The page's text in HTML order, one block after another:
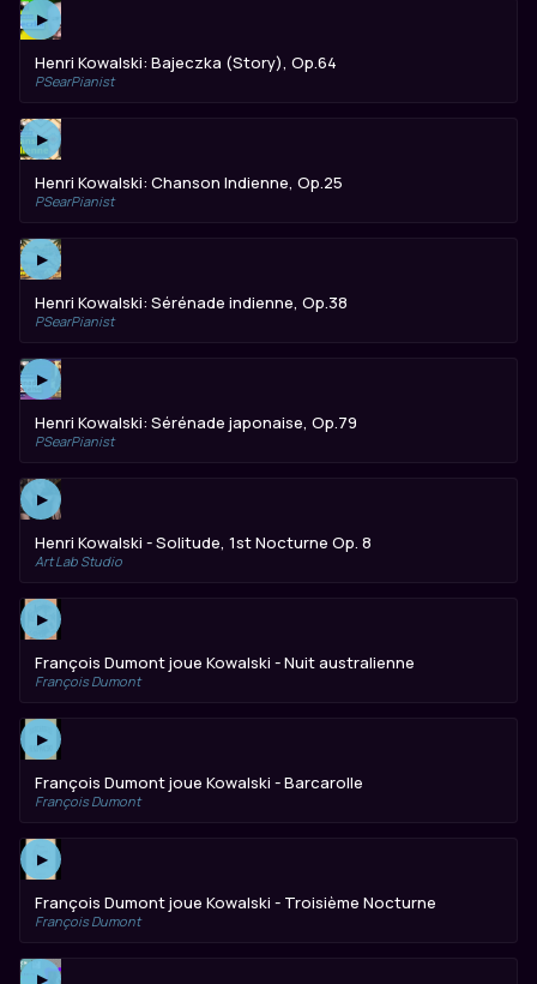
▶
Henri Kowalski: Bajeczka (Story), Op.64
PSearPianist
▶
Henri Kowalski: Chanson Indienne, Op.25
PSearPianist
▶
Henri Kowalski: Sérénade indienne, Op.38
PSearPianist
▶
Henri Kowalski: Sérénade japonaise, Op.79
PSearPianist
▶
Henri Kowalski - Solitude, 1st Nocturne Op. 8
Art Lab Studio
▶
François Dumont joue Kowalski - Nuit australienne
François Dumont
▶
François Dumont joue Kowalski - Barcarolle
François Dumont
▶
François Dumont joue Kowalski - Troisième Nocturne
François Dumont
▶